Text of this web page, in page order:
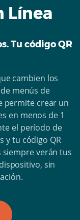
Línea
Tu código QR
cambien los
menús de
permite crear un
en menos de 1
el período de
y tu código QR
siempre verán tus
sin